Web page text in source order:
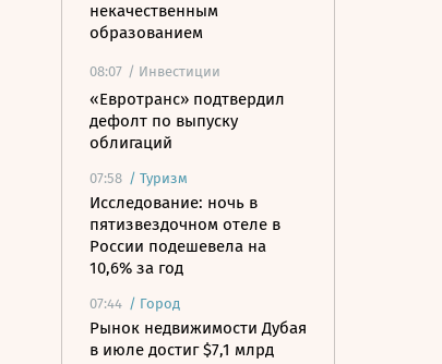
некачественным
образованием
08:07 / Инвестиции
«Евротранс» подтвердил
дефолт по выпуску
облигаций
07:58 / Туризм
Исследование: ночь в
пятизвездочном отеле в
России подешевела на
10,6% за год
07:44 / Город
Рынок недвижимости Дубая
в июле достиг $7,1 млрд